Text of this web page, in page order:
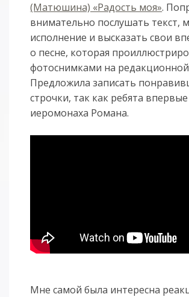
(Матюшина) «Радость моя».
внимательно послушать текст,
исполнение и высказать свои
о песне, которая
фотоснимками на
Предложила записать
строчки, так как ребята
иеромонаха Романа.
Мне самой была интересна